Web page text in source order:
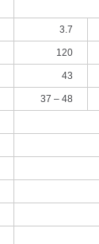
3.7
120
43
37 – 48